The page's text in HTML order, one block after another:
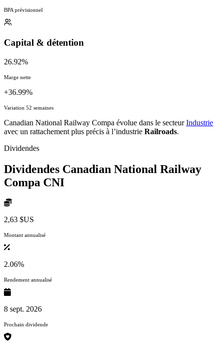
BPA prévisionnel
Capital & détention
26.92%
Marge nette
+36.99%
Variation 52 semaines
Canadian National Railway Compa évolue dans le secteurIndustrie
avec un rattachement plus précis à l’industrie Railroads.
Dividendes
Dividendes Canadian National Railway
Compa CNI
2,63 $US
Montant annualisé
2.06%
Rendement annualisé
8 sept. 2026
Prochain dividende